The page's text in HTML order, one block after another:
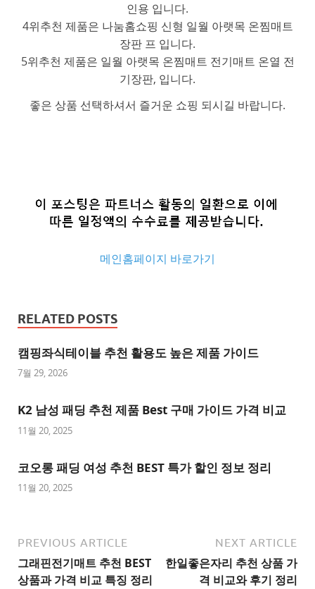
인용 입니다.
4위추천 제품은 나눔홈쇼핑 신형 일월 아랫목 온찜매트
장판 프 입니다.
5위추천 제품은 일월 아랫목 온찜매트 전기매트 온열 전
기장판, 입니다.
좋은 상품 선택하셔서 즐거운 쇼핑 되시길 바랍니다.
메인홈페이지 바로가기
사
이
트
천
사
트
1
사
이
트
RELATED POSTS
캠핑좌식테이블 추천 활용도 높은 제품 가이드
7월 29, 2026
K2 남성 패딩 추천 제품 Best 구매 가이드 가격 비교
11월 20, 2025
코오롱 패딩 여성 추천 BEST 특가 할인 정보 정리
11월 20, 2025
PREVIOUS ARTICLE
그래핀전기매트 추천 BEST
상품과 가격 비교 특징 정리
NEXT ARTICLE
한일좋은자리 추천 상품 가
격 비교와 후기 정리